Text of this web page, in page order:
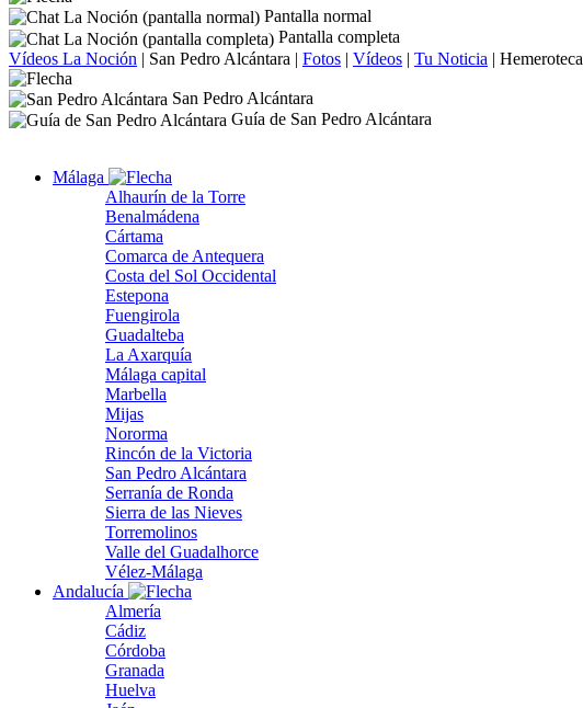
Pantalla normal
Pantalla completa
Vídeos La Noción | San Pedro Alcántara | Fotos | Vídeos | Tu Noticia | Hemeroteca
San Pedro Alcántara
Guía de San Pedro Alcántara
Málaga
Alhaurín de la Torre
Benalmádena
Cártama
Comarca de Antequera
Costa del Sol Occidental
Estepona
Fuengirola
Guadalteba
La Axarquía
Málaga capital
Marbella
Mijas
Nororma
Rincón de la Victoria
San Pedro Alcántara
Serranía de Ronda
Sierra de las Nieves
Torremolinos
Valle del Guadalhorce
Vélez-Málaga
Andalucía
Almería
Cádiz
Córdoba
Granada
Huelva